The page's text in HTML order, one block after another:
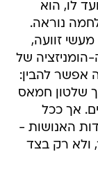
לו, הוא
נוראה.
זוועה,
של
אפשר להבין:
שלטון חמאס
אך ככל
האנושות -
ולא רק בצד